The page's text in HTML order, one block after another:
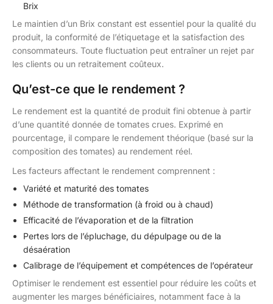
Brix
Le maintien d’un Brix constant est essentiel pour la qualité du
produit, la conformité de l’étiquetage et la satisfaction des
consommateurs. Toute fluctuation peut entraîner un rejet par
les clients ou un retraitement coûteux.
Qu’est-ce que le rendement ?
Le rendement est la quantité de produit fini obtenue à partir
d’une quantité donnée de tomates crues. Exprimé en
pourcentage, il compare le rendement théorique (basé sur la
composition des tomates) au rendement réel.
Les facteurs affectant le rendement comprennent :
Variété et maturité des tomates
Méthode de transformation (à froid ou à chaud)
Efficacité de l’évaporation et de la filtration
Pertes lors de l’épluchage, du dépulpage ou de la
désaération
Calibrage de l’équipement et compétences de l’opérateur
Optimiser le rendement est essentiel pour réduire les coûts et
augmenter les marges bénéficiaires, notamment face à la